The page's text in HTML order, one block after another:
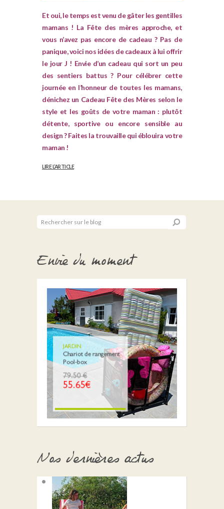
Et oui, le temps est venu de gâter les gentilles
mamans ! La Fête des mères approche, et
vous n’avez pas encore de cadeau ? Pas de
panique, voici nos idées de cadeaux à lui offrir
le jour J ! Envie d’un cadeau qui sort un peu
des sentiers battus ? Pour célébrer cette
journée en l’honneur de toutes les mamans,
dénichez un Cadeau Fête des Mères selon le
style et les goûts de votre maman : plutôt
détente, sportive ou encore sensible au
design ? Faites la trouvaille qui éblouira votre
maman !
LIRE L’ARTICLE
Envie du moment
Nos dernières actus